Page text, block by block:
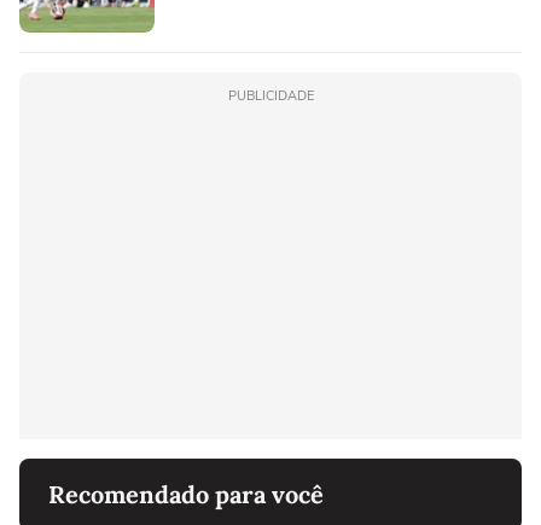
PUBLICIDADE
Recomendado para você